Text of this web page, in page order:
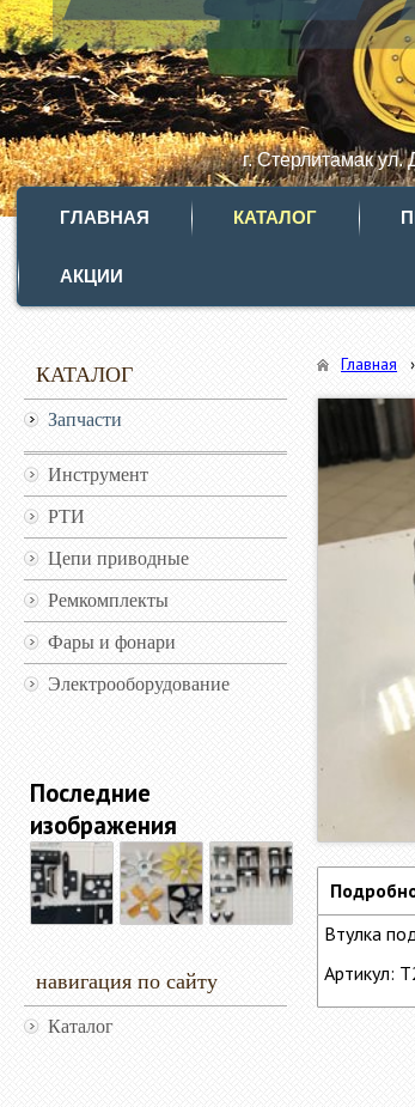
г. Стерлитамак
ГЛАВНАЯ КАТАЛОГ
АКЦИИ
КАТАЛОГ
Запчасти
Инструмент
РТИ
Цепи приводные
Ремкомплекты
Фары и фонари
Электрооборудование
Последние
изображения
навигация по сайту
Каталог
Главная ›
Втулка
Артикул: